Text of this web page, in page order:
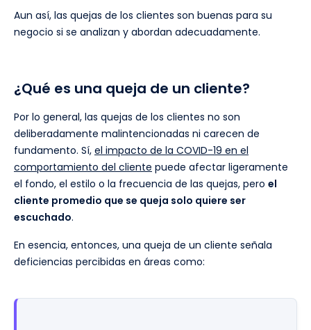
Aun así, las quejas de los clientes son buenas para su
negocio si se analizan y abordan adecuadamente.
¿Qué es una queja de un cliente?
Por lo general, las quejas de los clientes no son
deliberadamente malintencionadas ni carecen de
fundamento. Sí, el impacto de la COVID-19 en el
comportamiento del cliente puede afectar ligeramente
el fondo, el estilo o la frecuencia de las quejas, pero el
cliente promedio que se queja solo quiere ser
escuchado.
En esencia, entonces, una queja de un cliente señala
deficiencias percibidas en áreas como: